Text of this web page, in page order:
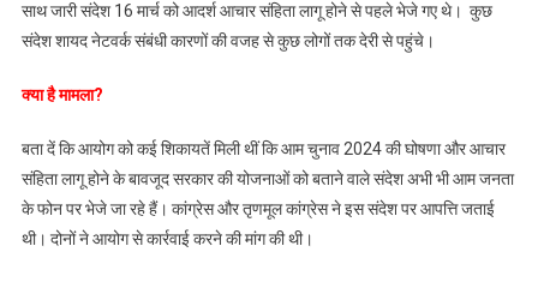
साथ जारी संदेश 16 मार्च को आदर्श आचार संहिता लागू होने से पहले भेजे गए थे। कुछ
संदेश शायद नेटवर्क संबंधी कारणों की वजह से कुछ लोगों तक देरी से पहुंचे।
क्या है मामला?
बता दें कि आयोग को कई शिकायतें मिली थीं कि आम चुनाव 2024 की घोषणा और आचार
संहिता लागू होने के बावजूद सरकार की योजनाओं को बताने वाले संदेश अभी भी आम जनता
के फोन पर भेजे जा रहे हैं। कांग्रेस और तृणमूल कांग्रेस ने इस संदेश पर आपत्ति जताई
थी। दोनों ने आयोग से कार्रवाई करने की मांग की थी।